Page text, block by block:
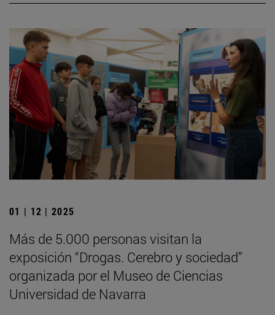
01 | 12 | 2025
Más de 5.000 personas visitan la
exposición “Drogas. Cerebro y sociedad”
organizada por el Museo de Ciencias
Universidad de Navarra